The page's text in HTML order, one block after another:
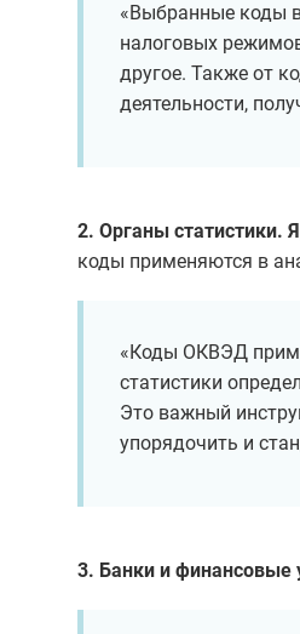
«Выбранные коды
налоговых
другое. Также от
деятельности,
2. Органы статистики.
коды применяются в
«Коды ОКВЭД
статистики
Это важный
упорядочить и
3. Банки и финансовые